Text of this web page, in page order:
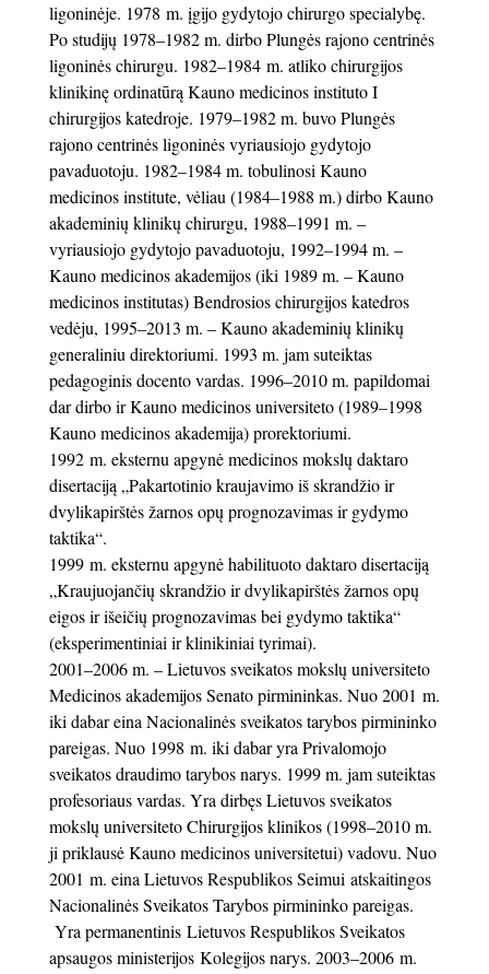
ligoninėje. 1978 m. įgijo gydytojo chirurgo specialybę.
Po studijų 1978–1982 m. dirbo Plungės rajono centrinės
ligoninės chirurgu. 1982–1984 m. atliko chirurgijos
klinikinę ordinatūrą Kauno medicinos instituto I
chirurgijos katedroje. 1979–1982 m. buvo Plungės
rajono centrinės ligoninės vyriausiojo gydytojo
pavaduotoju. 1982–1984 m. tobulinosi Kauno
medicinos institute, vėliau (1984–1988 m.) dirbo Kauno
akademinių klinikų chirurgu, 1988–1991 m. –
vyriausiojo gydytojo pavaduotoju, 1992–1994 m. –
Kauno medicinos akademijos (iki 1989 m. – Kauno
medicinos institutas) Bendrosios chirurgijos katedros
vedėju, 1995–2013 m. – Kauno akademinių klinikų
generaliniu direktoriumi. 1993 m. jam suteiktas
pedagoginis docento vardas. 1996–2010 m. papildomai
dar dirbo ir Kauno medicinos universiteto (1989–1998
Kauno medicinos akademija) prorektoriumi.
1992 m. eksternu apgynė medicinos mokslų daktaro
disertaciją „Pakartotinio kraujavimo iš skrandžio ir
dvylikapirštės žarnos opų prognozavimas ir gydymo
taktika“.
1999 m. eksternu apgynė habilituoto daktaro disertaciją
„Kraujuojančių skrandžio ir dvylikapirštės žarnos opų
eigos ir išeičių prognozavimas bei gydymo taktika“
(eksperimentiniai ir klinikiniai tyrimai).
2001–2006 m. – Lietuvos sveikatos mokslų universiteto
Medicinos akademijos Senato pirmininkas. Nuo 2001 m.
iki dabar eina Nacionalinės sveikatos tarybos pirmininko
pareigas. Nuo 1998 m. iki dabar yra Privalomojo
sveikatos draudimo tarybos narys. 1999 m. jam suteiktas
profesoriaus vardas. Yra dirbęs Lietuvos sveikatos
mokslų universiteto Chirurgijos klinikos (1998–2010 m.
ji priklausė Kauno medicinos universitetui) vadovu. Nuo
2001 m. eina Lietuvos Respublikos Seimui atskaitingos
Nacionalinės Sveikatos Tarybos pirmininko pareigas.
Yra permanentinis Lietuvos Respublikos Sveikatos
apsaugos ministerijos Kolegijos narys. 2003–2006 m.